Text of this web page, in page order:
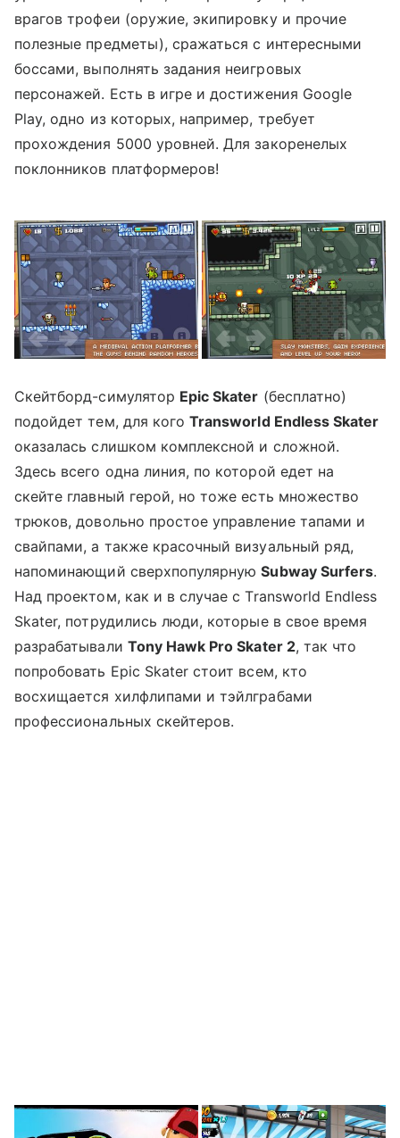
врагов трофеи (оружие, экипировку и прочие
полезные предметы), сражаться с интересными
боссами, выполнять задания неигровых
персонажей. Есть в игре и достижения Google
Play, одно из которых, например, требует
прохождения 5000 уровней. Для закоренелых
поклонников платформеров!
Скейтборд-симулятор Epic Skater (бесплатно)
подойдет тем, для когоTransworld Endless Skater
оказалась слишком комплексной и сложной.
Здесь всего одна линия, по которой едет на
скейте главный герой, но тоже есть множество
трюков, довольно простое управление тапами и
свайпами, а также красочный визуальный ряд,
напоминающий сверхпопулярнуюSubway Surfers.
Над проектом, как и в случае с Transworld Endless
Skater, потрудились люди, которые в свое время
разрабатывали Tony Hawk Pro Skater 2, так что
попробовать Epic Skater стоит всем, кто
восхищается хилфлипами и тэйлграбами
профессиональных скейтеров.